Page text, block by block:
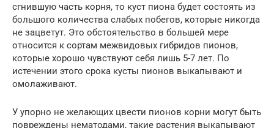
сгнившую часть корня, то куст пиона будет состоять из
большого количества слабых побегов, которые никогда
не зацветут. Это обстоятельство в большей мере
относится к сортам межвидовых гибридов пионов,
которые хорошо чувствуют себя лишь 5-7 лет. По
истечении этого срока кусты пионов выкапывают и
омолаживают.
У упорно не желающих цвести пионов корни могут быть
повреждены нематодами, такие растения выкапывают